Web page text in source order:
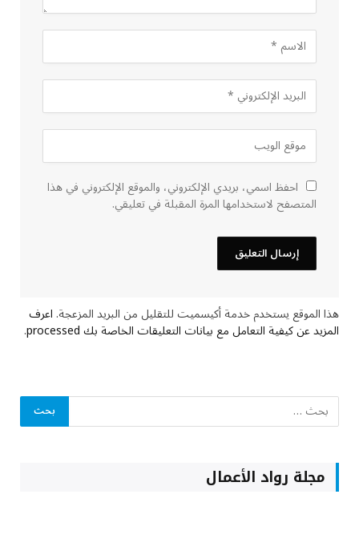
احفظ اسمي، بريدي الإلكتروني، والموقع الإلكتروني في هذا
المتصفح لاستخدامها المرة المقبلة في تعليقي.
هذا الموقع يستخدم خدمة أكيسميت للتقليل من البريد المزعجة.اعرف
المزيد عن كيفية التعامل مع بيانات التعليقات الخاصة بك processed .
مجلة رواد الأعمال